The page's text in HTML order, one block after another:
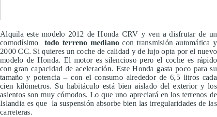
Alquila este modelo 2012 de Honda CRV y ven a disfrutar de un
comodísimo todo terreno mediano con transmisión automática y
2000 CC. Si quieres un coche de calidad y de lujo opta por el nuevo
modelo de Honda. El motor es silencioso pero el coche es rápido
con gran capacidad de aceleración. Este Honda gasta poco para su
tamaño y potencia – con el consumo alrededor de 6,5 litros cada
cien kilómetros. Su habitáculo está bien aislado del exterior y los
asientos son muy cómodos. Lo que uno apreciará en los terrenos de
Islandia es que la suspensión absorbe bien las irregularidades de las
carreteras.